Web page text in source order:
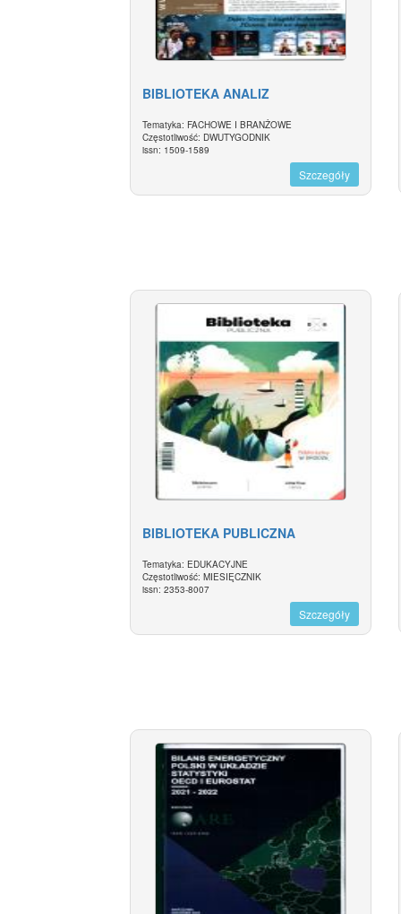
BIBLIOTEKA ANALIZ
Tematyka: FACHOWE I BRANŻOWE
Częstotliwość: DWUTYGODNIK
issn: 1509-1589
Szczegóły
BIBLIOTEKA PUBLICZNA
Tematyka: EDUKACYJNE
Częstotliwość: MIESIĘCZNIK
issn: 2353-8007
Szczegóły